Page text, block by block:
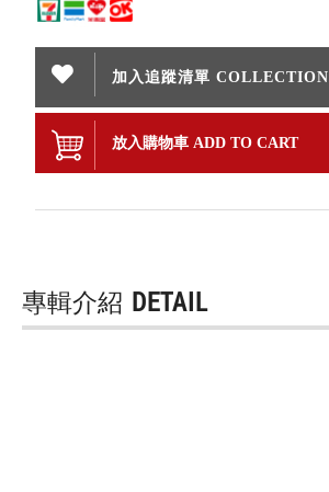
加入追蹤清單 COLLECTION
放入購物車 ADD TO CART
專輯介紹 DETAIL